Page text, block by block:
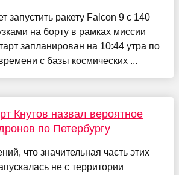
запустить ракету Falcon 9 с 140
на борту в рамках миссии
запланирован на 10:44 утра по
с базы космических ...
Кнутов назвал вероятное
по Петербургу
что значительная часть этих
не с территории